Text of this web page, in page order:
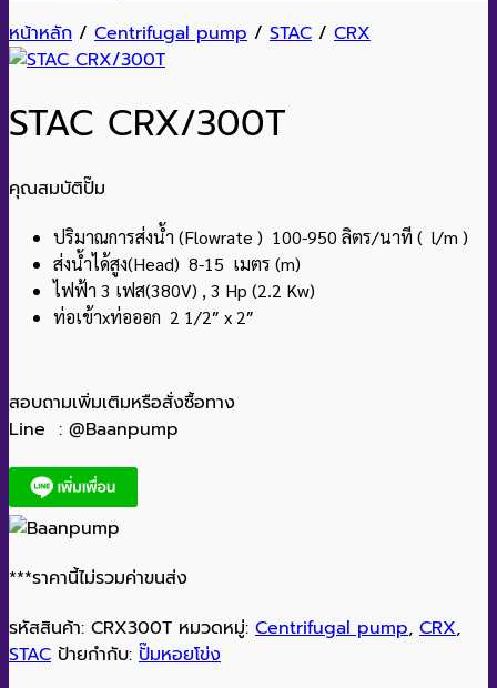
หน้าหลัก / Centrifugal pump / STAC / CRX
STAC CRX/300T
คุณสมบัติปั๊ม
ปริมาณการส่งน้ำ (Flowrate ) 100-950 ลิตร/นาที ( l/m )
ส่งน้ำได้สูง(Head) 8-15 เมตร (m)
ไฟฟ้า 3 เฟส(380V) , 3 Hp (2.2 Kw)
ท่อเข้าxท่อออก 2 1/2″ x 2″
สอบถามเพิ่มเติมหรือสั่งซื้อทาง
Line : @Baanpump
***ราคานี้ไม่รวมค่าขนส่ง
รหัสสินค้า: CRX300T หมวดหมู่: Centrifugal pump, CRX,
STAC ป้ายกำกับ: ปั๊มหอยโข่ง